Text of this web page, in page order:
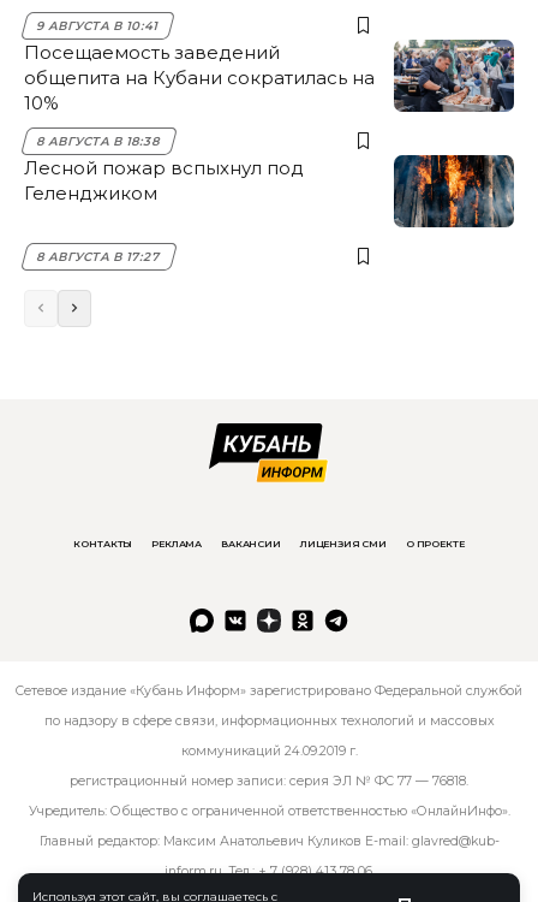
Используя этот сайт, вы соглашаетесь с
9 АВГУСТА В 10:41
Посещаемость заведений
общепита на Кубани сократилась на
10%
8 АВГУСТА В 18:38
Лесной пожар вспыхнул под
Геленджиком
8 АВГУСТА В 17:27
КОНТАКТЫ РЕКЛАМА ВАКАНСИИ ЛИЦЕНЗИЯ СМИ О ПРОЕКТЕ
Сетевое издание «Кубань Информ» зарегистрировано Федеральной службой
по надзору в сфере связи, информационных технологий и массовых
коммуникаций 24.09.2019 г.
регистрационный номер записи: серия ЭЛ № ФС 77 — 76818.
Учредитель: Общество с ограниченной ответственностью «ОнлайнИнфо».
Главный редактор: Максим Анатольевич Куликов E-mail: glavred@kub-
inform.ru. Тел.:+ 7 (928) 413 78 06.